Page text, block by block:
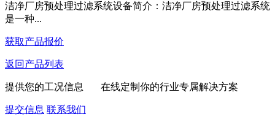
洁净厂房预处理过滤系统设备简介：洁净厂房预处理过滤系统
是一种...
获取产品报价
返回产品列表
提供您的工况信息 在线定制你的行业专属解决方案
提交信息 联系我们